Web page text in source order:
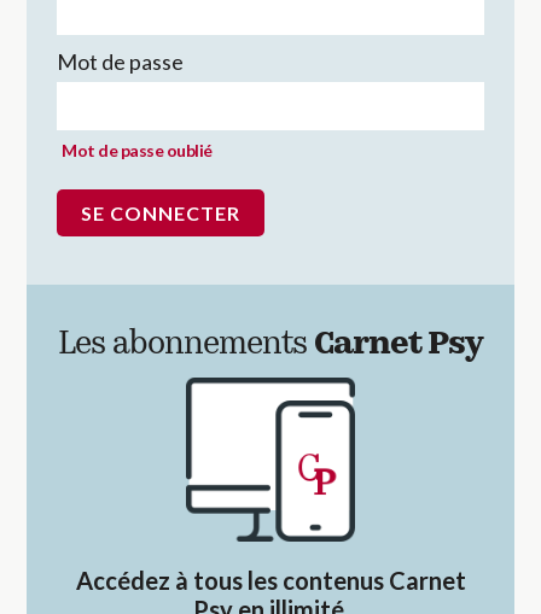
Mot de passe
Mot de passe oublié
Les abonnements Carnet Psy
Accédez à tous les contenus Carnet